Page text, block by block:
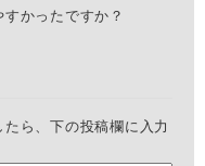
かったですか？
ら、下の投稿欄に入力